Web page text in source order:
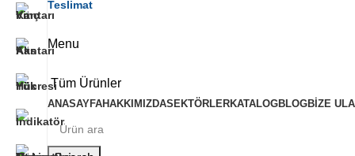
Teslimat
Menu
Tüm Ürünler
ANASAYFAHAKKIMIZDASEKTÖRLERKATALOGBLOGBIZE